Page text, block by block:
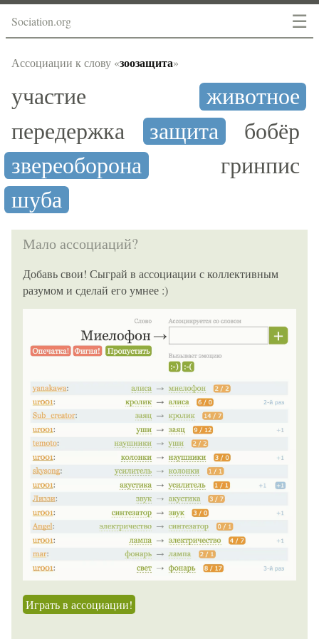
☰
Sociation.org
Ассоциации к слову «зоозащита»
участие
животное
передержка
защита
бобёр
звереоборона
гринпис
шуба
Мало ассоциаций?
Добавь свои! Сыграй в ассоциации с коллективным
разумом и сделай его умнее :)
Играть в ассоциации!